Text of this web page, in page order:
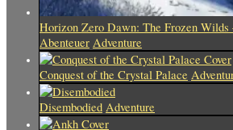
Horizon Zero Dawn: The Frozen Wilds
Abenteuer Adventure
Conquest of the Crystal Palace
Disembodied Adventure